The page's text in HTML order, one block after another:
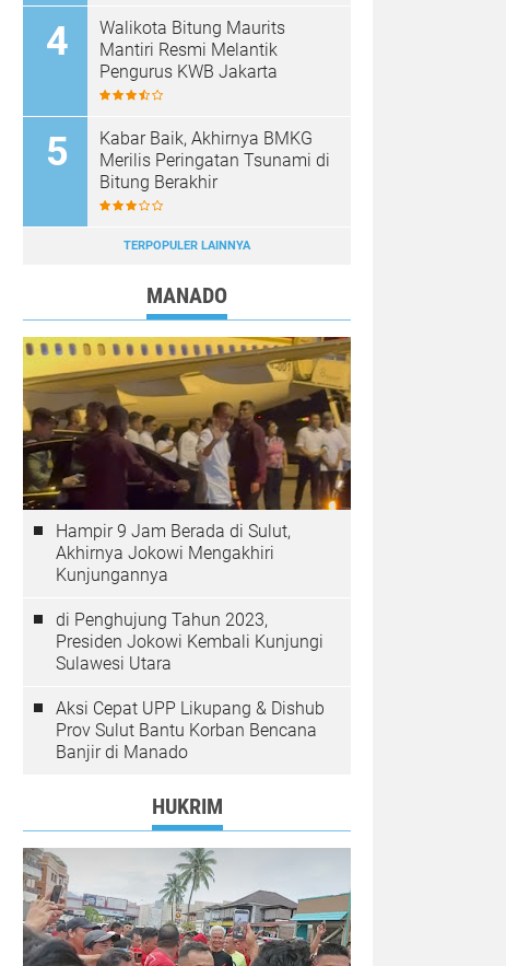
Bukti
Walikota Bitung Maurits
Mantiri Resmi Melantik
Pengurus KWB Jakarta
Kabar Baik, Akhirnya BMKG
Merilis Peringatan Tsunami di
Bitung Berakhir
TERPOPULER LAINNYA
MANADO
Hampir 9 Jam Berada di Sulut,
Akhirnya Jokowi Mengakhiri
Kunjungannya
di Penghujung Tahun 2023,
Presiden Jokowi Kembali Kunjungi
Sulawesi Utara
Aksi Cepat UPP Likupang & Dishub
Prov Sulut Bantu Korban Bencana
Banjir di Manado
HUKRIM